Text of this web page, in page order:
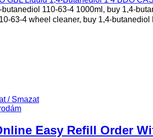
110-63-4 1000ml, buy 1,4-
63-4 wheel cleaner, buy 1,4-
/ Smazat
Easy Refill Order